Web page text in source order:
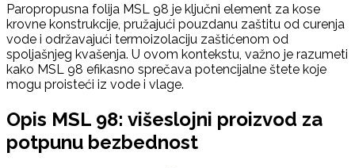
Paropropusna folija MSL 98 je ključni element za kose
krovne konstrukcije, pružajući pouzdanu zaštitu od curenja
vode i održavajući termoizolaciju zaštićenom od
spoljašnjeg kvašenja. U ovom kontekstu, važno je razumeti
kako MSL 98 efikasno sprečava potencijalne štete koje
mogu proisteći iz vode i vlage.
Opis MSL 98: višeslojni proizvod za
potpunu bezbednost